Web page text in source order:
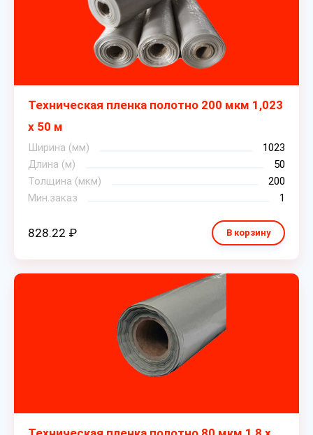
Техническая пленка полотно 200 мкм 1,023
х 50 м
Ширина (мм)
1023
Длина (м)
50
Толщина (мкм)
200
Мин.заказ
1
828.22 ₽ В корзину